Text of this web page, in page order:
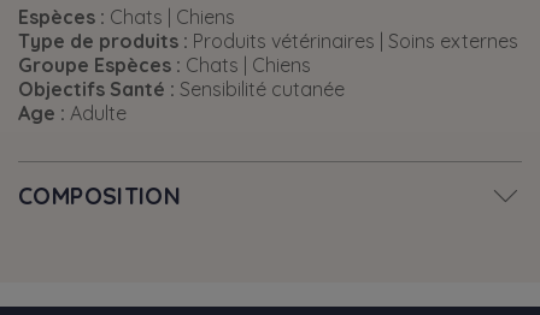
Espèces : Chats | Chiens
Type de produits : Produits vétérinaires | Soins externes
Groupe Espèces : Chats | Chiens
Objectifs Santé : Sensibilité cutanée
Age : Adulte
COMPOSITION